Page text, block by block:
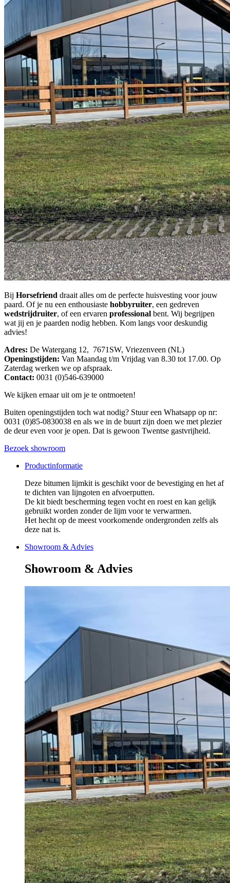
Bij Horsefriend draait alles om de perfecte huisvesting voor jouw
paard. Of je nu een enthousiaste hobbyruiter, een gedreven
wedstrijdruiter, of een ervaren professional bent. Wij begrijpen
wat jij en je paarden nodig hebben. Kom langs voor deskundig
advies!
Adres: De Watergang 12, 7671SW, Vriezenveen (NL)
Openingstijden: Van Maandag t/m Vrijdag van 8.30 tot 17.00. Op
Zaterdag werken we op afspraak.
Contact: 0031 (0)546-639000
We kijken ernaar uit om je te ontmoeten!
Buiten openingstijden toch wat nodig? Stuur een Whatsapp op nr:
0031 (0)85-0830038 en als we in de buurt zijn doen we met plezier
de deur even voor je open. Dat is gewoon Twentse gastvrijheid.
Bezoek showroom
Productinformatie
Deze bitumen lijmkit is geschikt voor de bevestiging en het af
te dichten van lijngoten en afvoerputten.
De kit biedt bescherming tegen vocht en roest en kan gelijk
gebruikt worden zonder de lijm voor te verwarmen.
Het hecht op de meest voorkomende ondergronden zelfs als
deze nat is.
Showroom & Advies
Showroom & Advies